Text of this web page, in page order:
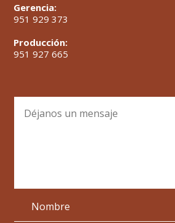
Gerencia:
951 929 373
Producción:
951 927 665